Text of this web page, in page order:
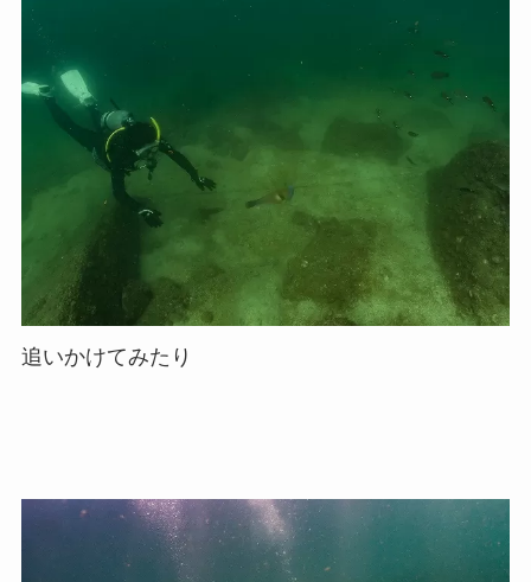
追いかけてみたり